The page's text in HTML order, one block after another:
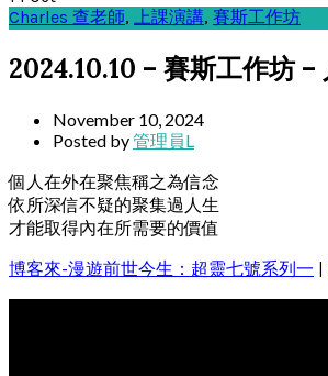
Charles 查老師, 上課演講, 賽斯工作坊
2024.10.10 – 賽斯工作坊
November 10, 2024
Posted by管理員L
個人在外在聚焦稱之為信念
依所深信不疑的聚集過人生
才能取得內在所需要的價值
博客來-漫遊前世今生：超靈七號系列一